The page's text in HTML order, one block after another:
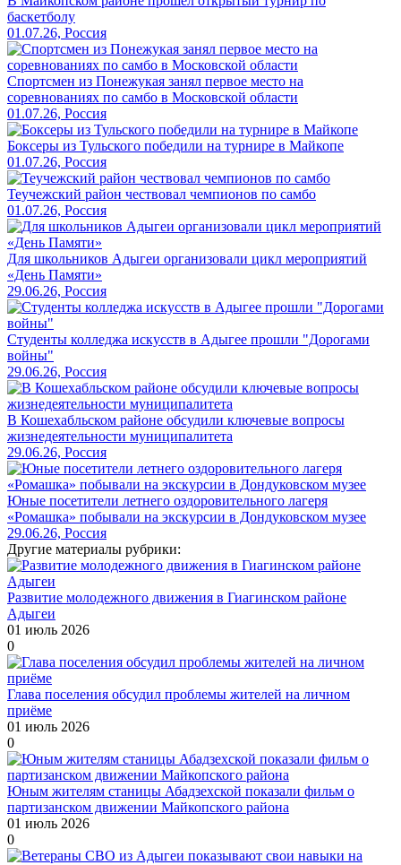
баскетболу
01.07.26, Россия
Спортсмен из Понежукая занял первое место на
соревнованиях по самбо в Московской области
01.07.26, Россия
Боксеры из Тульского победили на турнире в Майкопе
01.07.26, Россия
Теучежский район чествовал чемпионов по самбо
01.07.26, Россия
Для школьников Адыгеи организовали цикл мероприятий
«День Памяти»
29.06.26, Россия
Студенты колледжа искусств в Адыгее прошли "Дорогами
войны"
29.06.26, Россия
В Кошехабльском районе обсудили ключевые вопросы
жизнедеятельности муниципалитета
29.06.26, Россия
Юные посетители летнего оздоровительного лагеря
«Ромашка» побывали на экскурсии в Дондуковском музее
29.06.26, Россия
Другие материалы рубрики:
Развитие молодежного движения в Гиагинском районе
Адыгеи
01 июль 2026
0
Глава поселения обсудил проблемы жителей на личном
приёме
01 июль 2026
0
Юным жителям станицы Абадзехской показали фильм о
партизанском движении Майкопского района
01 июль 2026
0